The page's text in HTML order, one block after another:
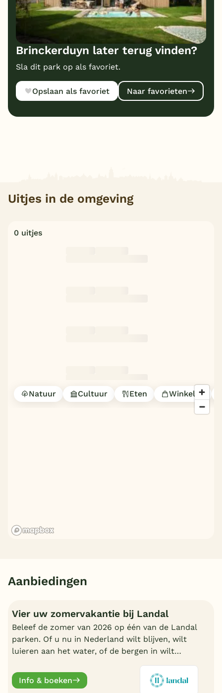
Brinckerduyn later terug vinden?
Sla dit park op als favoriet.
Opslaan als favoriet Naar favorieten
Uitjes in de omgeving
0 uitjes
Natuur Cultuur Eten Winkelen
Aanbiedingen
Vier uw zomervakantie bij Landal
Beleef de zomer van 2026 op één van de Landal
parken. Of u nu in Nederland wilt blijven, wilt
luieren aan het water, of de bergen in wilt
fijn Landal park.
Info & boeken